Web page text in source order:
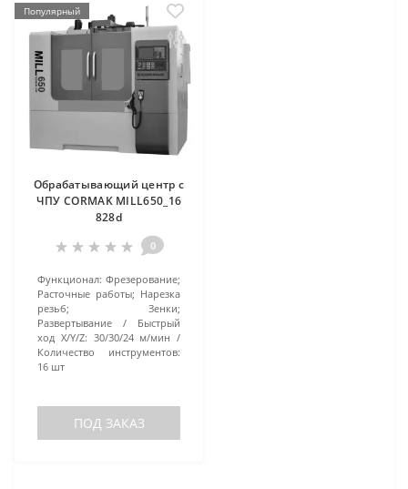
Популярный
Обрабатывающий центр с
ЧПУ CORMAK MILL650_16
828d
0
Функционал: Фрезерование;
Расточные работы; Нарезка
резьб; Зенки;
Развертывание
Быстрый
ход X/Y/Z: 30/30/24 м/мин
Количество инструментов:
16 шт
ПОД ЗАКАЗ